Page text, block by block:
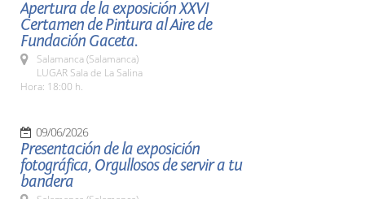
Apertura de la exposición XXVI
Certamen de Pintura al Aire de
Fundación Gaceta.
Salamanca (Salamanca)
LUGAR Sala de La Salina
Hora: 18:00 h.
09/06/2026
Presentación de la exposición
fotográfica, Orgullosos de servir a tu
bandera